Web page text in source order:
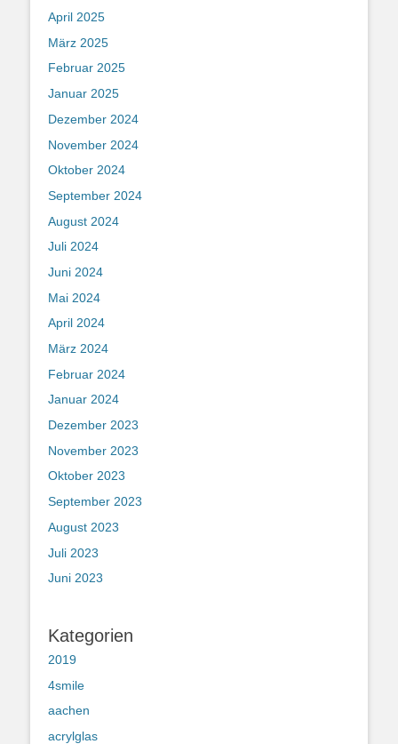
April 2025
März 2025
Februar 2025
Januar 2025
Dezember 2024
November 2024
Oktober 2024
September 2024
August 2024
Juli 2024
Juni 2024
Mai 2024
April 2024
März 2024
Februar 2024
Januar 2024
Dezember 2023
November 2023
Oktober 2023
September 2023
August 2023
Juli 2023
Juni 2023
Kategorien
2019
4smile
aachen
acrylglas